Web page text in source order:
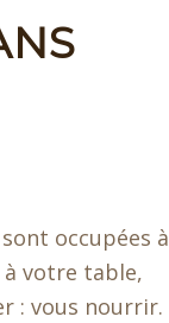
occupées à
à votre table,
: vous nourrir.